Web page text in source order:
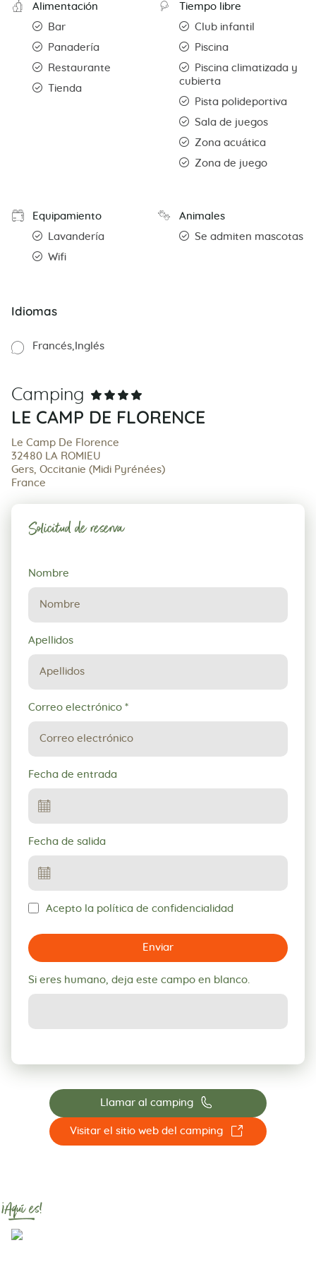
Alimentación
Bar
Panadería
Restaurante
Tienda
Tiempo libre
Club infantil
Piscina
Piscina climatizada y
cubierta
Pista polideportiva
Sala de juegos
Zona acuática
Zona de juego
Equipamiento
Lavandería
Wifi
Animales
Se admiten mascotas
Idiomas
Francés Inglés
Camping
LE CAMP DE FLORENCE
Le Camp De Florence
32480 LA ROMIEU
Gers, Occitanie (Midi Pyrénées)
France
Solicitud de reserva
Solicitud
de
reserva
Nombre
Apellidos
Correo electrónico *
Fecha de entrada
Fecha de salida
Acepto la política de confidencialidad
Enviar
Si eres humano, deja este campo en blanco.
Llamar al camping 📞
Visitar el sitio web del camping ☐
¡Aquí es!